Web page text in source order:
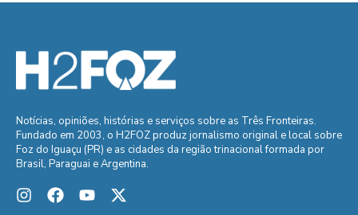
Notícias, opiniões, histórias e serviços sobre as Três Fronteiras.
Fundado em 2003, o H2FOZ produz jornalismo original e local sobre
Foz do Iguaçu (PR) e as cidades da região trinacional formada por
Brasil, Paraguai e Argentina.